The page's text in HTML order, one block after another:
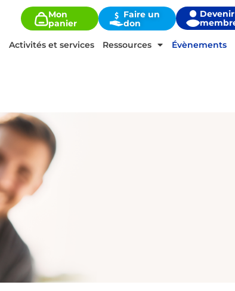
Activités et services Ressources Évènements
Mon
panier
Faire un
don
Devenir